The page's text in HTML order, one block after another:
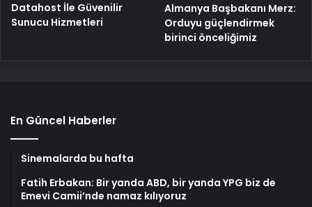
Datahost İle Güvenilir
Sunucu Hizmetleri
Almanya Başbakanı Merz:
Orduyu güçlendirmek
birinci önceliğimiz
En Güncel Haberler
Sinemalarda bu hafta
Fatih Erbakan: Bir yanda ABD, bir yanda YPG biz de
Emevi Camii’nde namaz kılıyoruz